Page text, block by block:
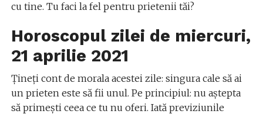
cu tine. Tu faci la fel pentru prietenii tăi?
Horoscopul zilei de miercuri,
21 aprilie 2021
Țineți cont de morala acestei zile: singura cale să ai
un prieten este să fii unul. Pe principiul: nu aștepta
să primești ceea ce tu nu oferi. Iată previziunile